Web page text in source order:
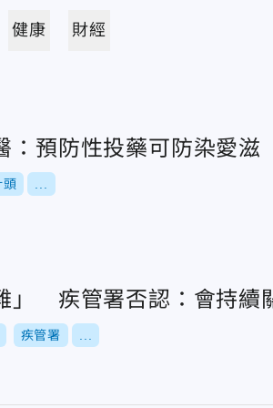
健康 財經
：預防性投藥可防染愛滋
頭
」 疾管署否認：會持續
疾管署